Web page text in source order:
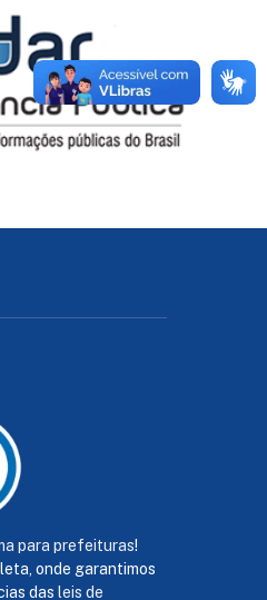
para prefeituras!
onde garantimos
das leis de